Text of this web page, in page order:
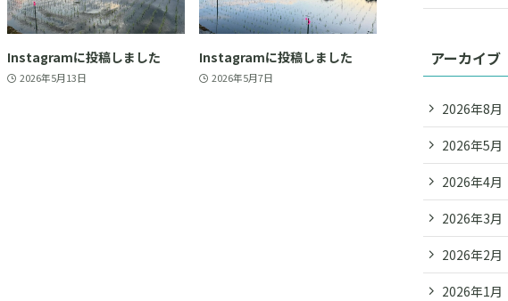
Instagramに投稿しました
2026年5月13日
Instagramに投稿しました
2026年5月7日
アーカイブ
2026年8月
2026年5月
2026年4月
2026年3月
2026年2月
2026年1月